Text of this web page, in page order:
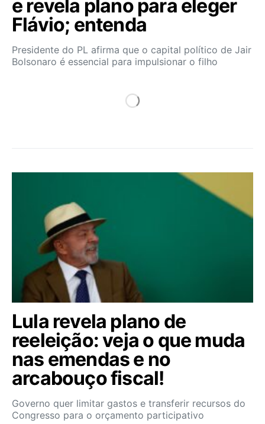
e revela plano para eleger
Flávio; entenda
Presidente do PL afirma que o capital político de Jair
Bolsonaro é essencial para impulsionar o filho
Lula revela plano de
reeleição: veja o que muda
nas emendas e no
arcabouço fiscal!
Governo quer limitar gastos e transferir recursos do
Congresso para o orçamento participativo